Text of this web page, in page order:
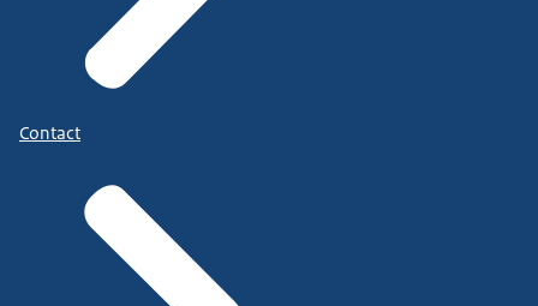
Contact